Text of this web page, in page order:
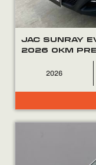
JAC SUNRAY
2026 0KM
2026